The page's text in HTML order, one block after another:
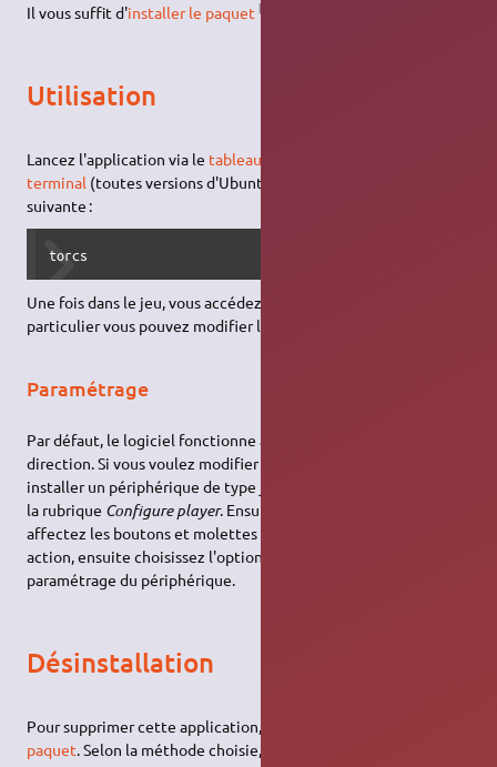
Il vous suffit d'installer le paquet
Utilisation
Lancez l'application via le tableau de bord
terminal (toutes versions d'Ubuntu) avec la
suivante :
torcs
Une fois dans le jeu, vous accédez à l'aide en tapant F1, et en
particulier vous pouvez modifier le mode de vue en tapant F2.
Paramétrage
Par défaut, le logiciel fonctionne au clavier avec les flèches de
direction. Si vous voulez modifier les touches clavier ou
installer un périphérique de type joystick ou volant, allez dans
la rubrique Configure player. Ensuite choisissez
affectez les boutons et molettes de votre périphérique à une
action, ensuite choisissez l'option
paramétrage du périphérique.
Désinstallation
Pour supprimer cette application, il suffit de
paquet. Selon la méthode choisie, la configuration globale de